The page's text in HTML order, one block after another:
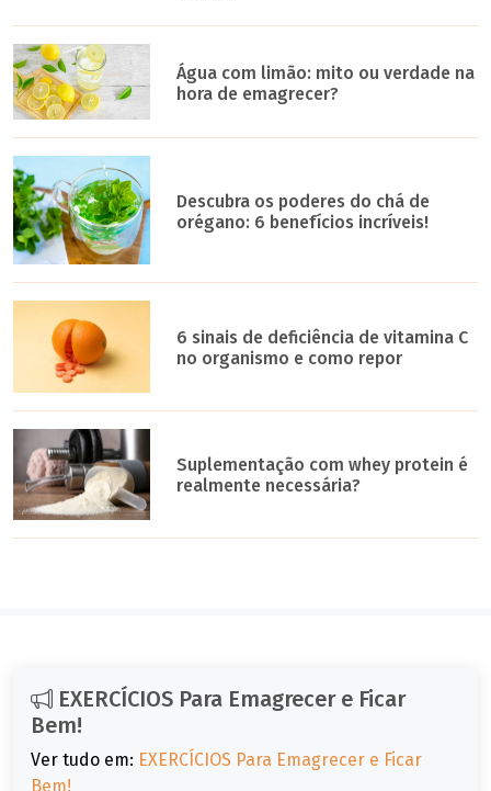
Água com limão: mito ou verdade na
hora de emagrecer?
Descubra os poderes do chá de
orégano: 6 benefícios incríveis!
6 sinais de deficiência de vitamina C
no organismo e como repor
Suplementação com whey protein é
realmente necessária?
EXERCÍCIOS Para Emagrecer e Ficar
Bem!
Ver tudo em: EXERCÍCIOS Para Emagrecer e Ficar
Bem!